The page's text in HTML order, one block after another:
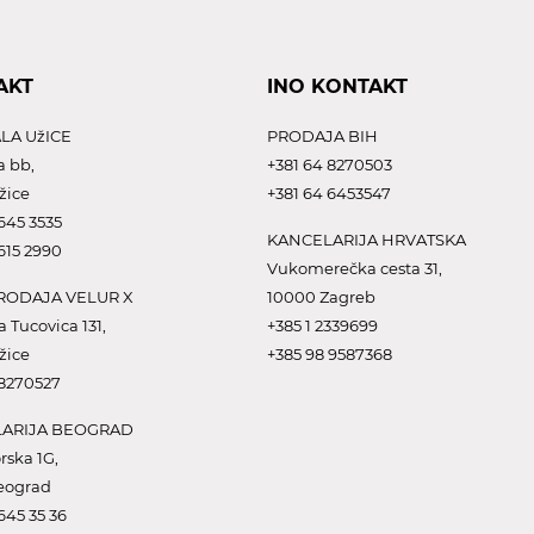
UžICE
bb,
3535
2990
VELUR X
131,
BEOGRAD
1G,
35 36
INO KONTAKT
PRODAJA BIH
+381 64 8270503
+381 64 6453547
KANCELARIJA HRVATSKA
Vukomerečka cesta 31,
10000 Zagreb
+385 1 2339699
+385 98 9587368